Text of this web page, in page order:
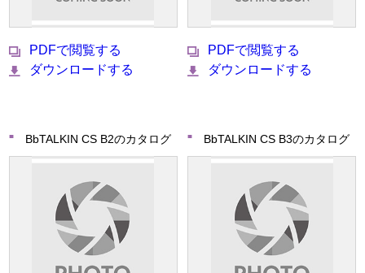
PDFで閲覧する
ダウンロードする
PDFで閲覧する
ダウンロードする
BbTALKIN CS B2のカタログ BbTALKIN CS B3のカタログ